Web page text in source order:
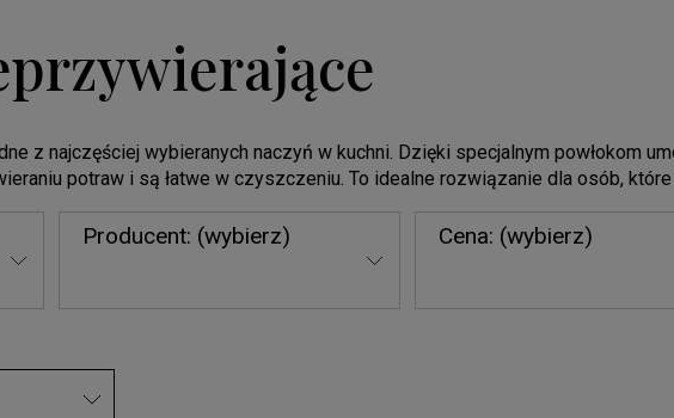
z najczęściej wybieranych naczyń w kuchni. Dzięki specjalnym powłokom
potraw i są łatwe w czyszczeniu. To idealne rozwiązanie dla osób,
Producent: (wybierz) Cena: (wybierz)